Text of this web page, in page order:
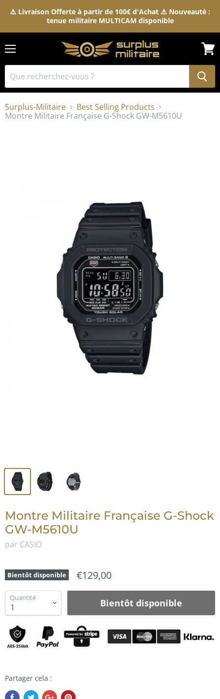
⚠️ Livraison Offerte à partir de 100€ d'Achat ⚠️ Nouveauté :
tenue militaire MULTICAM disponible
le
Surplus-Militaire
Best Selling Products
Montre Militaire Française G-Shock GW-M5610U
Montre Militaire Française G-Shock
GW-M5610U
par CASIO
Bientôt disponible €129,00
Quantité Bientôt disponible
Partager cela :